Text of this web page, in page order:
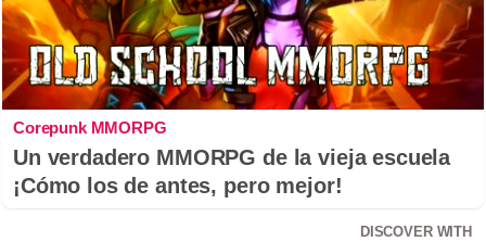
Corepunk MMORPG
Un verdadero MMORPG de la vieja escuela
¡Cómo los de antes, pero mejor!
DISCOVER WITH